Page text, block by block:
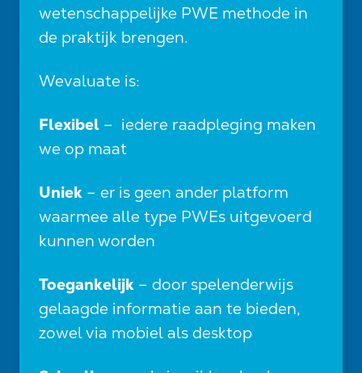
wetenschappelijke PWE methode in
de praktijk brengen.
Wevaluate is:
Flexibel – iedere raadpleging maken
we op maat
Uniek – er is geen ander platform
waarmee alle type PWEs uitgevoerd
kunnen worden
Toegankelijk – door spelenderwijs
gelaagde informatie aan te bieden,
zowel via mobiel als desktop